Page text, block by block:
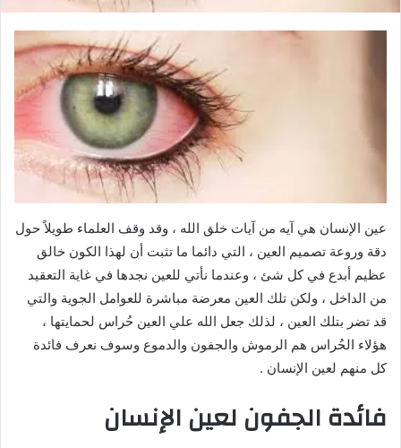
عين الإنسان هي آيه من آيات خلق الله ، وقد وقف العلماء طويلاً حول
دقة وروعة تصميم العين ، التي دائما ما تثبت أن لهذا الكون خالق
عظيم أبدع في كل شئ ، وعندما نأتي للعين نجدها في غاية التعقيد
من الداخل ، ولكن تلك العين معرضة مباشرة للعوامل الجوية والتي
قد تضر بتلك العين ، لذلك جعل الله علي العين حُراس لحمايتها ،
هؤلاء الحُراس هم الرموش والجفون والدموع وسوف نعرف فائدة
كل منهم لعين الإنسان .
فائدة الجفون لعين الإنسان